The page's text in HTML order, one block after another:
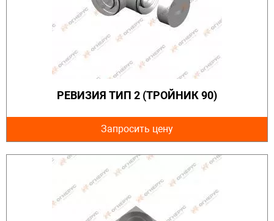
РЕВИЗИЯ ТИП 2 (ТРОЙНИК 90)
Запросить цену